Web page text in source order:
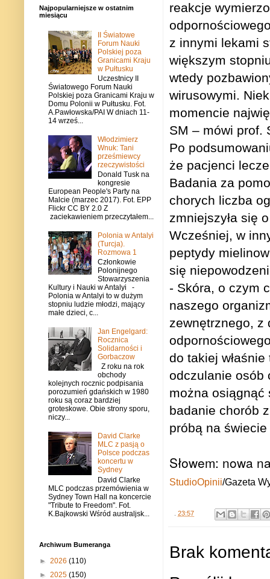
reakcje
z innymi lekami
większym
wtedy
wirusowymi.
momencie
SM – mówi prof.
Po
że pacjenci
Badania za
chorych liczba
zmniejszyła się
Wcześniej, w
peptydy
się
- Skóra, o czym
naszego
zewnętrznego, z
do takiej
odczulanie osób
można osiągnąć
badanie chorób
próbą na
Słowem: nowa
StudioOpinii/Gazeta
. 23:57
Brak
Najpopularniejsze w ostatnim
miesiącu
II Światowe
Forum Nauki
Polskiej poza
Granicami Kraju
w Pułtusku
Uczestnicy II
Światowego Forum Nauki
Polskiej poza Granicami Kraju w
Domu Polonii w Pułtusku. Fot.
A.Pawłowska/PAI W dniach 11-
14 wrześ...
Włodzimierz
Wnuk: Tani
prześmiewcy
rzeczywistości
Donald Tusk na
kongresie
European People's Party na
Malcie (marzec 2017). Fot. EPP
Flickr CC BY 2.0 Z
zaciekawieniem przeczytałem...
Polonia w Antalyi
(Turcja).
Rozmowa 1
Członkowie
Polonijnego
Stowarzyszenia
Kultury i Nauki w Antalyi -
Polonia w Antalyi to w dużym
stopniu ludzie młodzi, mający
małe dzieci, c...
Jan Engelgard:
Rocznica
Solidarności i
Gorbaczow
Z roku na rok
obchody
kolejnych rocznic podpisania
porozumień gdańskich w 1980
roku są coraz bardziej
groteskowe. Obie strony sporu,
niczy...
David Clarke
MLC z pasją o
Polsce podczas
koncertu w
Sydney
David Clarke
MLC podczas przemówienia w
Sydney Town Hall na koncercie
"Tribute to Freedom". Fot.
K.Bajkowski Wśród australjsk...
Archiwum Bumeranga
► 2026 (110)
► 2025 (150)